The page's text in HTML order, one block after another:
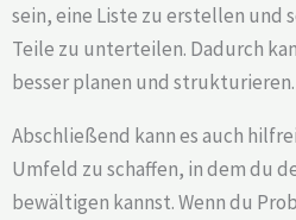
sein, eine Liste zu erstellen und
Teile zu unterteilen. Dadurch
besser planen und strukturieren.
Abschließend kann es auch
Umfeld zu schaffen, in dem du
bewältigen kannst. Wenn du